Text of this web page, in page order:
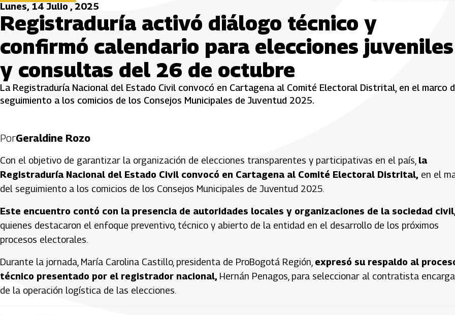
Lunes, 14 Julio , 2025
Registraduría activó diálogo técnico y
confirmó calendario para elecciones juveniles
y consultas del 26 de octubre
La Registraduría Nacional del Estado Civil convocó en Cartagena al Comité Electoral Distrital, en el marco
seguimiento a los comicios de los Consejos Municipales de Juventud 2025.
PorGeraldine Rozo
Con el objetivo de garantizar la organización de elecciones transparentes y participativas en el país, la
Registraduría Nacional del Estado Civil convocó en Cartagena al Comité Electoral Distrital, en el
del seguimiento a los comicios de los Consejos Municipales de Juventud 2025.
Este encuentro contó con la presencia de autoridades locales y organizaciones de la sociedad
quienes destacaron el enfoque preventivo, técnico y abierto de la entidad en el desarrollo de los próximos
procesos electorales.
Durante la jornada, María Carolina Castillo, presidenta de ProBogotá Región, expresó su respaldo al
técnico presentado por el registrador nacional, Hernán Penagos, para seleccionar al contratista
de la operación logística de las elecciones.